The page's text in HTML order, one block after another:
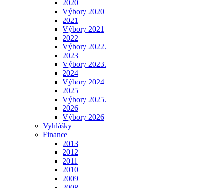
2020
Výbory 2020
2021
Výbory 2021
2022
Výbory 2022.
2023
Výbory 2023.
2024
Výbory 2024
2025
Výbory 2025.
2026
Výbory 2026
Vyhlášky
Finance
2013
2012
2011
2010
2009